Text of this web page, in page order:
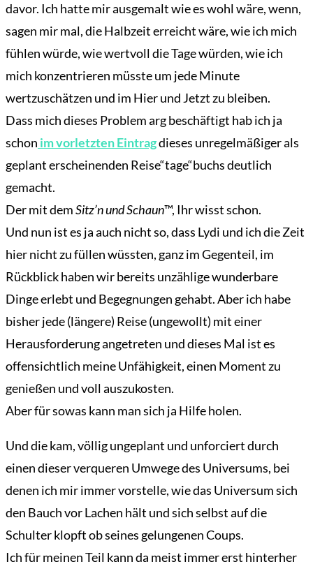
davor. Ich hatte mir ausgemalt wie es wohl wäre, wenn,
sagen mir mal, die Halbzeit erreicht wäre, wie ich mich
fühlen würde, wie wertvoll die Tage würden, wie ich
mich konzentrieren müsste um jede Minute
wertzuschätzen und im Hier und Jetzt zu bleiben.
Dass mich dieses Problem arg beschäftigt hab ich ja
schon im vorletzten Eintragdieses unregelmäßiger als
geplant erscheinenden Reise“tage“buchs deutlich
gemacht.
Der mit demSitz’n und Schaun™, Ihr wisst schon.
Und nun ist es ja auch nicht so, dass Lydi und ich die Zeit
hier nicht zu füllen wüssten, ganz im Gegenteil, im
Rückblick haben wir bereits unzählige wunderbare
Dinge erlebt und Begegnungen gehabt. Aber ich habe
bisher jede (längere) Reise (ungewollt) mit einer
Herausforderung angetreten und dieses Mal ist es
offensichtlich meine Unfähigkeit, einen Moment zu
genießen und voll auszukosten.
Aber für sowas kann man sich ja Hilfe holen.
Und die kam, völlig ungeplant und unforciert durch
einen dieser verqueren Umwege des Universums, bei
denen ich mir immer vorstelle, wie das Universum sich
den Bauch vor Lachen hält und sich selbst auf die
Schulter klopft ob seines gelungenen Coups.
Ich für meinen Teil kann da meist immer erst hinterher